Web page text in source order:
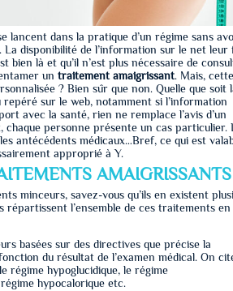
lancent dans la pratique d’un régime sans
La disponibilité de l’information sur le net leur
bien là et qu’il n’est plus nécessaire de
un traitement amaigrissant. Mais, cette
? Bien sûr que non. Quelle que soit
sur le web, notamment si l’information
avec la santé, rien ne remplace l’avis d’un
chaque personne présente un cas particulier.
antécédents médicaux…Bref, ce qui est
approprié à Y.
AMAIGRISSANTS
minceurs, savez-vous qu’ils en existent
répartissent l’ensemble de ces traitements en
basées sur des directives que précise la
du résultat de l’examen médical. On
régime hypoglucidique, le régime
hypocalorique etc.